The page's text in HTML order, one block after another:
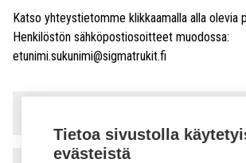
Katso yhteystietomme klikkaamalla alla olevia
Henkilöstön sähköpostiosoitteet muodossa:
etunimi.sukunimi@sigmatrukit.fi
Tietoa sivustolla
evästeistä